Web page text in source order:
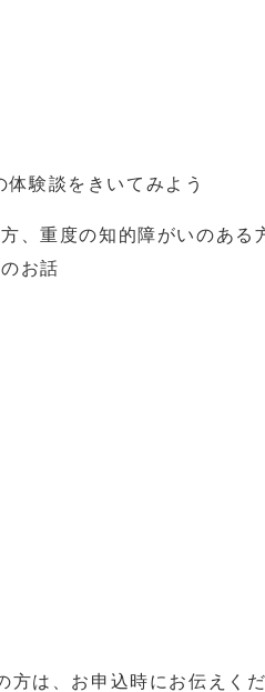
験談をきいてみよう
、重度の知的障がいのある
お話
方は、お申込時にお伝えく